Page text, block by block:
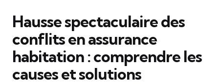
Hausse spectaculaire des
conflits en assurance
habitation : comprendre les
causes et solutions